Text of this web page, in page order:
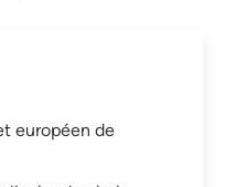
européen de